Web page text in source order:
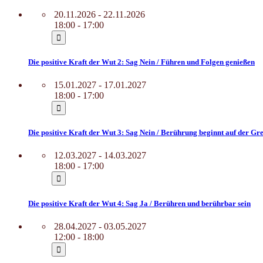
20.11.2026 - 22.11.2026
18:00 - 17:00
Die positive Kraft der Wut 2: Sag Nein / Führen und Folgen genießen
15.01.2027 - 17.01.2027
18:00 - 17:00
Die positive Kraft der Wut 3: Sag Nein / Berührung beginnt auf der
12.03.2027 - 14.03.2027
18:00 - 17:00
Die positive Kraft der Wut 4: Sag Ja / Berühren und berührbar sein
28.04.2027 - 03.05.2027
12:00 - 18:00